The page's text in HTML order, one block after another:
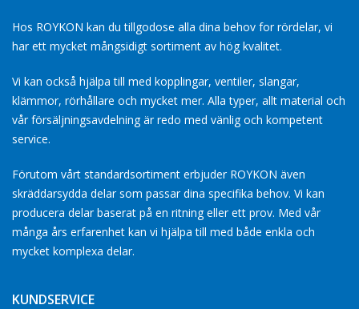
Hos ROYKON kan du tillgodose alla dina behov for rördelar, vi
har ett mycket mångsidigt sortiment av hög kvalitet.
Vi kan också hjälpa till med kopplingar, ventiler, slangar,
klämmor, rörhållare och mycket mer. Alla typer, allt material och
vår försäljningsavdelning är redo med vänlig och kompetent
service.
Förutom vårt standardsortiment erbjuder ROYKON även
skräddarsydda delar som passar dina specifika behov. Vi kan
producera delar baserat på en ritning eller ett prov. Med vår
många års erfarenhet kan vi hjälpa till med både enkla och
mycket komplexa delar.
KUNDSERVICE